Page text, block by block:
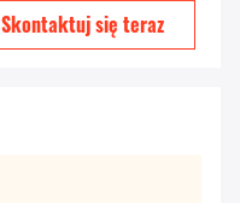
Skontaktuj się teraz